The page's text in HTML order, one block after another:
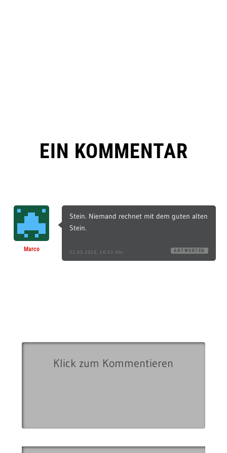
EIN KOMMENTAR
Marco
Stein. Niemand rechnet mit dem guten alten
Stein.
22.05.2016, 16:53 Uhr ANTWORTEN